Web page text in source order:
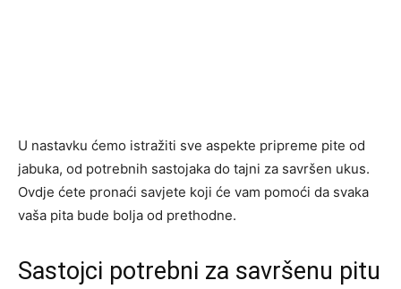
U nastavku ćemo istražiti sve aspekte pripreme pite od
jabuka, od potrebnih sastojaka do tajni za savršen ukus.
Ovdje ćete pronaći savjete koji će vam pomoći da svaka
vaša pita bude bolja od prethodne.
Sastojci potrebni za savršenu pitu